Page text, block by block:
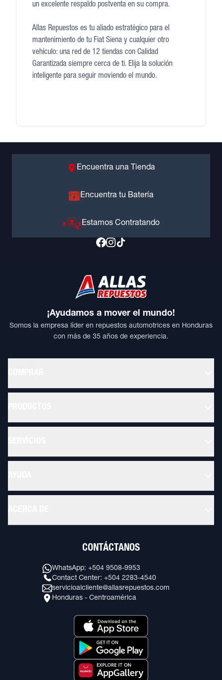
un excelente respaldo postventa en su compra.
Allas Repuestos es tu aliado estratégico para el
mantenimiento de tu Fiat Siena y cualquier otro
vehículo: una red de 12 tiendas con Calidad
Garantizada siempre cerca de ti. Elija la solución
inteligente para seguir moviendo el mundo.
Encuentra una Tienda
Encuentra tu Batería
Estamos Contratando
¡Ayudamos a mover el mundo!
Somos la empresa líder en repuestos automotrices en Honduras
con más de 35 años de experiencia.
CONTÁCTANOS
WhatsApp: +504 9508-9953
Contact Center: +504 2283-4540
servicioalcliente@allasrepuestos.com
Honduras - Centroamérica